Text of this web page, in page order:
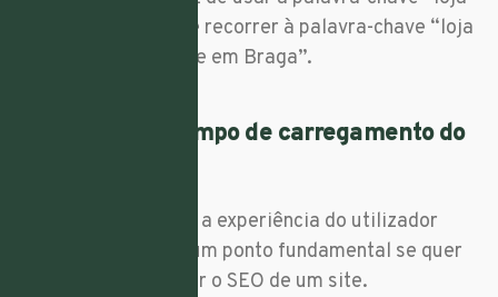
de sapatilhas”, pode recorrer à palavra-chave “loja
de sapatilhas de pele em Braga”.
9. Atenção ao tempo de carregamento do
rápido torna a experiência do utilizador
mais agradável e é um ponto fundamental se quer
saber como melhorar o SEO de um site.